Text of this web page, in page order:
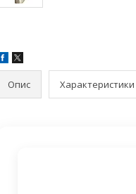
Опис Характеристики